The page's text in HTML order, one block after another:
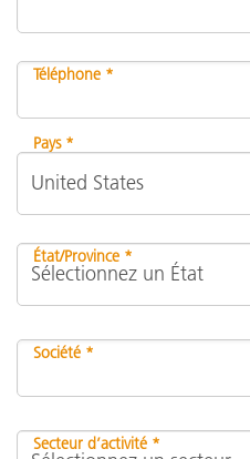
Téléphone *
Pays *
État/Province *
Société *
Secteur d’activité *